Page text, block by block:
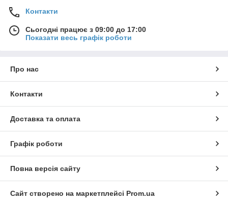
Контакти
Сьогодні працює з 09:00 до 17:00
Показати весь графік роботи
Про нас
Контакти
Доставка та оплата
Графік роботи
Повна версія сайту
Сайт створено на маркетплейсі Prom.ua